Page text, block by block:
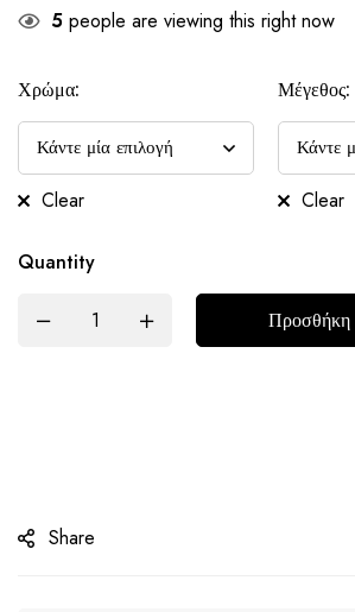
5 people are viewing this right now
Χρώμα:
Clear
Μέγεθος:
Clear
Quantity
Προσθήκη
Share